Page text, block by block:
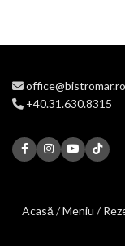
office@bistromar.ro
+40.31.630.8315
Acasă /Meniu /